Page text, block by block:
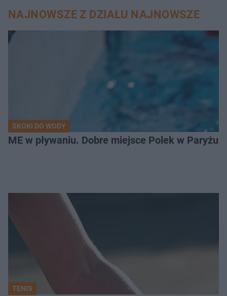
NAJNOWSZE Z DZIAŁU NAJNOWSZE
SKOKI DO WODY
ME w pływaniu. Dobre miejsce Polek w Paryżu
TENIS